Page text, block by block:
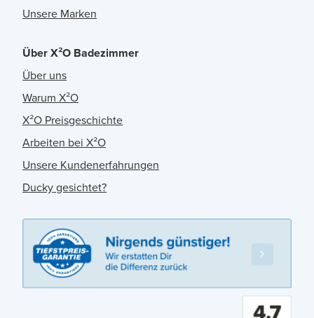
Unsere Marken
Über X²O Badezimmer
Über uns
Warum X²O
X²O Preisgeschichte
Arbeiten bei X²O
Unsere Kundenerfahrungen
Ducky gesichtet?